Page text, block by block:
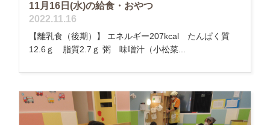
11月16日(水)の給食・おやつ
2022.11.16
【離乳食（後期）】 エネルギー207kcal たんぱく質
12.6ｇ 脂質2.7ｇ 粥 味噌汁（小松菜...